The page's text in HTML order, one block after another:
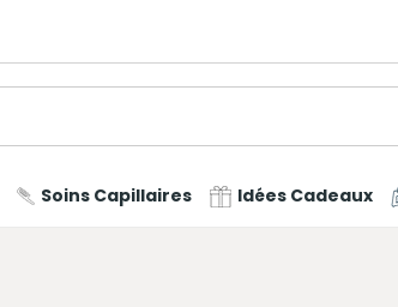
Soins Capillaires Idées Cadeaux